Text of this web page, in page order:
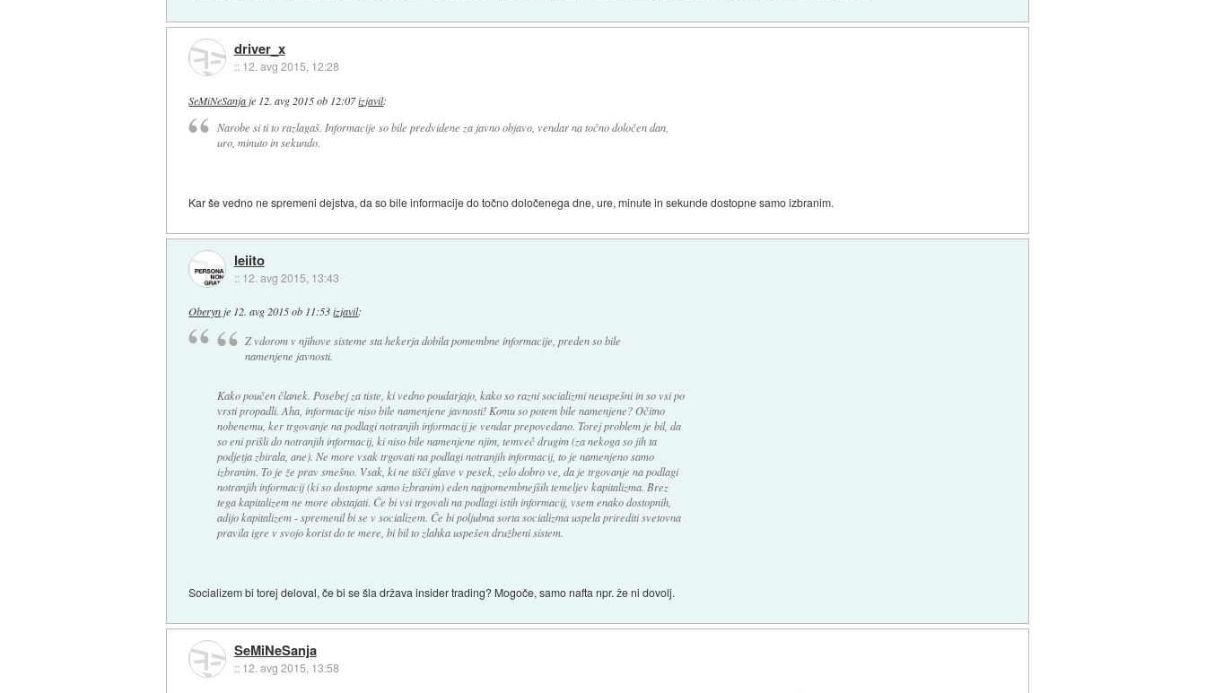
driver_x
:: 12. avg 2015, 12:28
SeMiNeSanja je 12. avg 2015 ob 12:07izjavil:
Narobe si ti to razlagaš. Informacije so bile predvidene za javno objavo, vendar na točno določen dan,
uro, minuto in sekundo.
Kar še vedno ne spremeni dejstva, da so bile informacije do točno določenega dne, ure, minute in sekunde dostopne samo izbranim.
leiito
:: 12. avg 2015, 13:43
Oberynje 12. avg 2015 ob 11:53 izjavil:
Z vdorom v njihove sisteme sta hekerja dobila pomembne informacije, preden so bile
namenjene javnosti.
Kako poučen članek. Posebej za tiste, ki vedno poudarjajo, kako so razni socializmi neuspešni in so vsi po
vrsti propadli. Aha, informacije niso bile namenjene javnosti! Komu so potem bile namenjene? Očitno
nobenemu, ker trgovanje na podlagi notranjih informacij je vendar prepovedano. Torej problem je bil, da
so eni prišli do notranjih informacij, ki niso bile namenjene njim, temveč drugim (za nekoga so jih ta
podjetja zbirala, ane). Ne more vsak trgovati na podlagi notranjih informacij, to je namenjeno samo
izbranim. To je že prav smešno. Vsak, ki ne tišči glave v pesek, zelo dobro ve, da je trgovanje na podlagi
notranjih informacij (ki so dostopne samo izbranim) eden najpomembnejših temeljev kapitalizma. Brez
tega kapitalizem ne more obstajati. Če bi vsi trgovali na podlagi istih informacij, vsem enako dostopnih,
adijo kapitalizem - spremenil bi se v socializem. Če bi poljubna sorta socializma uspela prirediti svetovna
pravila igre v svojo korist do te mere, bi bil to zlahka uspešen družbeni sistem.
Socializem bi torej deloval, če bi se šla država insider trading? Mogoče, samo nafta npr. že ni dovolj.
SeMiNeSanja
:: 12. avg 2015, 13:58